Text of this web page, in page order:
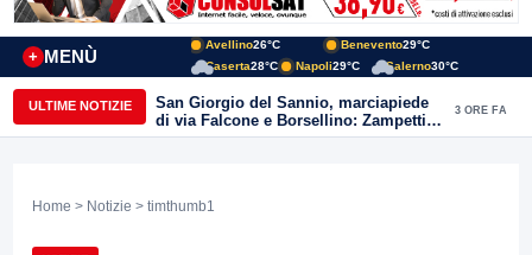
MENÙ
+
Avellino26°C Benevento29°C
Caserta28°C Napoli29°C Salerno30°C
ULTIME NOTIZIE
San Giorgio del Sannio, marciapiede
di via Falcone e Borsellino: Zampetti e
Lombardi replicano alle polemiche
3 ORE FA
Home > Notizie > timthumb1